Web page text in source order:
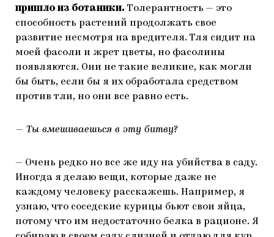
пришло из ботаники. Толерантность — это
способность растений продолжать свое
развитие несмотря на вредителя. Тля сидит на
моей фасоли и жрет цветы, но фасолины
появляются. Они не такие великие, как могли
бы быть, если бы я их обработала средством
против тли, но они все равно есть.
— Ты вмешиваешься в эту битву?
— Очень редко но все же иду на убийства в саду.
Иногда я делаю вещи, которые даже не
каждому человеку расскажешь. Например, я
узнаю, что соседские курицы бьют свои яйца,
потому что им недостаточно белка в рационе. Я